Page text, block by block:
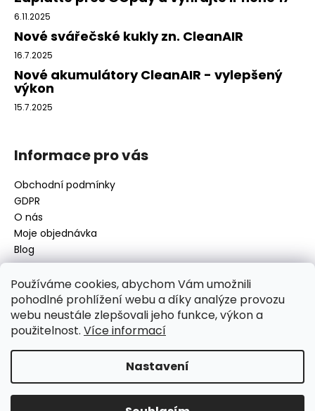
Používáme cookies, abychom Vám umožnili
pohodlné prohlížení webu a díky analýze provozu
webu neustále zlepšovali jeho funkce, výkon a
použitelnost. Více informací
Nastavení
6.11.2025
Nové svářečské kukly zn. CleanAIR
16.7.2025
Nové akumulátory CleanAIR - vylepšený
výkon
15.7.2025
Informace pro vás
Obchodní podmínky
GDPR
O nás
Moje objednávka
Blog
Kontakt
disamsafety@disamsafety.cz
596 624 947
Sledujte nás na Facebooku